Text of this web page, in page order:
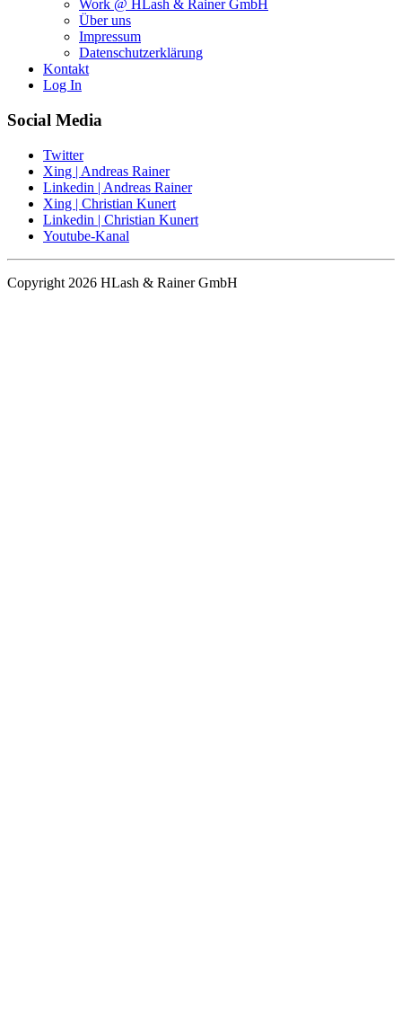
Work @ HLash & Rainer GmbH
Über uns
Impressum
Datenschutzerklärung
Kontakt
Log In
Social Media
Twitter
Xing | Andreas Rainer
Linkedin | Andreas Rainer
Xing | Christian Kunert
Linkedin | Christian Kunert
Youtube-Kanal
Copyright 2026 HLash & Rainer GmbH